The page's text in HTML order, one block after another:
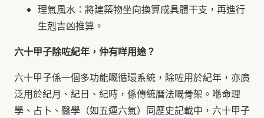
理氣風水：將建築物坐向換算成具體干支，再進行
生剋吉凶推算。
六十甲子除咗紀年，仲有咩用途？
六十甲子係一個多功能嘅循環系統，除咗用於紀年，亦廣
泛用於紀月、紀日、紀時，係傳統曆法嘅骨架。喺命理
學、占卜、醫學（如五運六氣）同歷史記載中，六十甲子